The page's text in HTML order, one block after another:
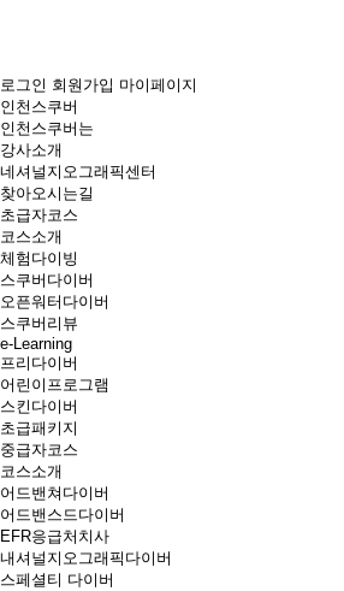
로그인 회원가입 마이페이지
인천스쿠버
인천스쿠버는
강사소개
네셔널지오그래픽센터
찾아오시는길
초급자코스
코스소개
체험다이빙
스쿠버다이버
오픈워터다이버
스쿠버리뷰
e-Learning
프리다이버
어린이프로그램
스킨다이버
초급패키지
중급자코스
코스소개
어드밴쳐다이버
어드밴스드다이버
EFR응급처치사
내셔널지오그래픽다이버
스페셜티 다이버